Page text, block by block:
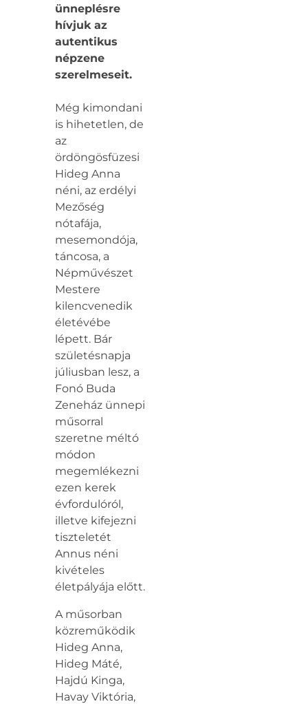
ünneplésre
hívjuk az
autentikus
népzene
szerelmeseit.
Még kimondani
is hihetetlen, de
az
ördöngösfüzesi
Hideg Anna
néni, az erdélyi
Mezőség
nótafája,
mesemondója,
táncosa, a
Népművészet
Mestere
kilencvenedik
életévébe
lépett. Bár
születésnapja
júliusban lesz, a
Fonó Buda
Zeneház ünnepi
műsorral
szeretne méltó
módon
megemlékezni
ezen kerek
évfordulóról,
illetve kifejezni
tiszteletét
Annus néni
kivételes
életpályája előtt.
A műsorban
közreműködik
Hideg Anna,
Hideg Máté,
Hajdú Kinga,
Havay Viktória,